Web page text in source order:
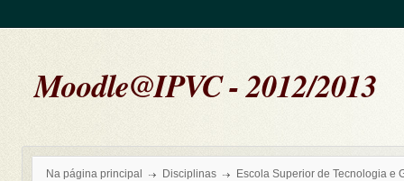
Moodle@IPVC - 2012/2013
Na página principal Disciplinas Escola Superior de Tecnologia e